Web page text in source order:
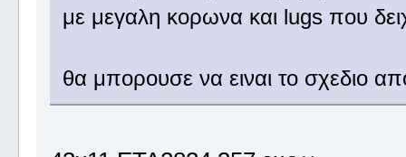
με μεγαλη κορωνα και lugs που
θα μπορουσε να ειναι το σχεδιο